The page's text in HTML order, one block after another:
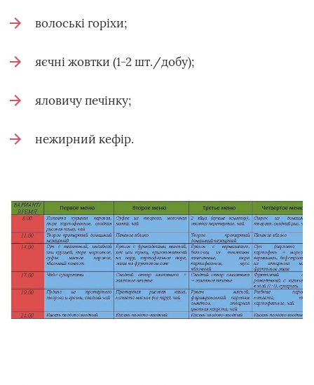
волоські горіхи;
яєчні жовтки (1-2 шт./добу);
яловичу печінку;
нежирний кефір.